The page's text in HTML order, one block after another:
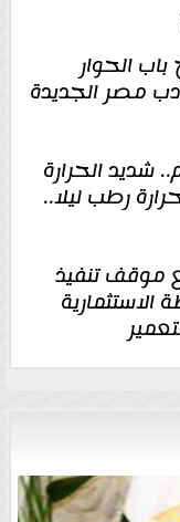
الحوار
مصر الجديدة
شديد الحرارة
رطب ليلا..
موقف تنفيذ